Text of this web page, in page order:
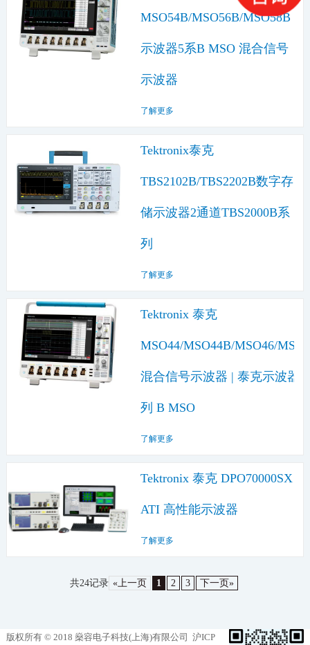
MSO54B/MSO56B/MSO58B
示波器5系B MSO 混合信号
示波器
了解更多
Tektronix泰克
TBS2102B/TBS2202B数字存
储示波器2通道TBS2000B系
列
了解更多
Tektronix 泰克
MSO44/MSO44B/MSO46/
混合信号示波器 | 泰克示波器4
列 B MSO
了解更多
Tektronix 泰克 DPO70000SX
ATI 高性能示波器
了解更多
共24记录 «上一页 1 2 3 下一页»
版权所有 © 2018 燊容电子科技(上海)有限公司 沪ICP